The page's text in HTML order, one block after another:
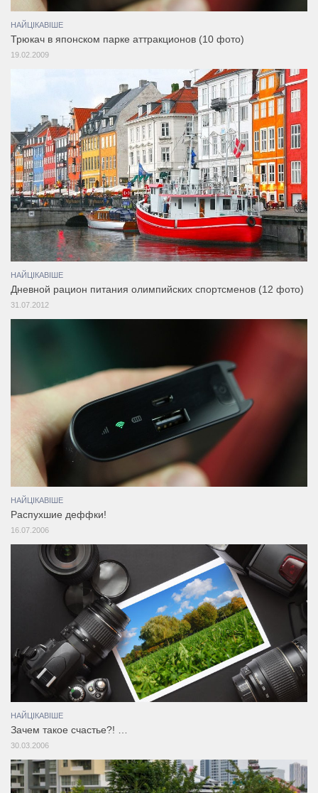
НАЙЦІКАВІШЕ
Трюкач в японском парке аттракционов (10 фото)
19.02.2009
НАЙЦІКАВІШЕ
Дневной рацион питания олимпийских спортсменов (12 фото)
31.07.2012
НАЙЦІКАВІШЕ
Распухшие деффки!
16.07.2006
НАЙЦІКАВІШЕ
Зачем такое счастье?! …
30.03.2006